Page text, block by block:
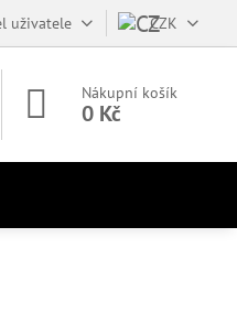
uživatele CZK
Nákupní košík
0 Kč